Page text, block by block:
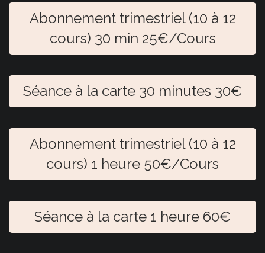
Abonnement trimestriel (10 à 12
cours) 30 min 25€/Cours
Séance à la carte 30 minutes 30€
Abonnement trimestriel (10 à 12
cours) 1 heure 50€/Cours
Séance à la carte 1 heure 60€